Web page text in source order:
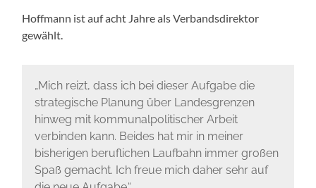
Hoffmann ist auf acht Jahre als Verbandsdirektor
gewählt.
„Mich reizt, dass ich bei dieser Aufgabe die
strategische Planung über Landesgrenzen
hinweg mit kommunalpolitischer Arbeit
verbinden kann. Beides hat mir in meiner
bisherigen beruflichen Laufbahn immer großen
Spaß gemacht. Ich freue mich daher sehr auf